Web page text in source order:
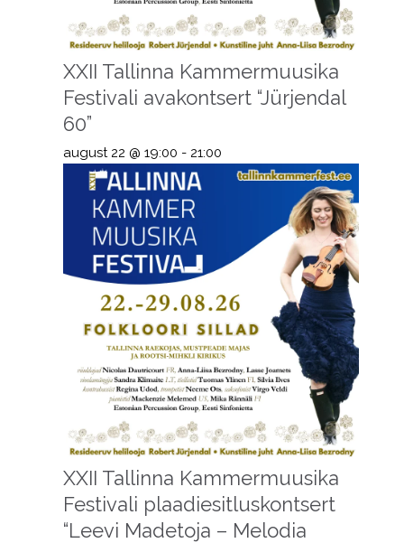
XXII Tallinna Kammermuusika
Festivali avakontsert “Jürjendal
60”
august 22 @ 19:00 - 21:00
XXII Tallinna Kammermuusika
Festivali plaadiesitluskontsert
“Leevi Madetoja – Melodia